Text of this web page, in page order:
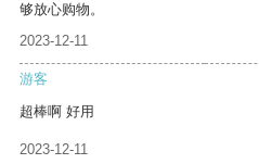
够放心购物。
2023-12-11
游客
超棒啊 好用
2023-12-11